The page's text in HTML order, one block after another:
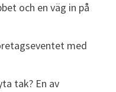
och en väg in på
med
tak? En av